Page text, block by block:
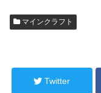
マインクラフト
Twitter